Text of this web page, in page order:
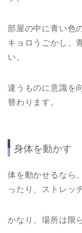
部屋の中に青い色
キョロうごかし、
い。
違うものに意識を
替わります。
身体を動かす
体を動かせるなら
ったり、ストレッ
かなり、場所は限